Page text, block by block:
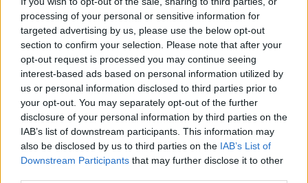
processing of your personal or sensitive information for
targeted advertising by us, please use the below opt-out
section to confirm your selection. Please note that after your
opt-out request is processed you may continue seeing
interest-based ads based on personal information utilized by
us or personal information disclosed to third parties prior to
your opt-out. You may separately opt-out of the further
disclosure of your personal information by third parties on the
IAB’s list of downstream participants. This information may
also be disclosed by us to third parties on the IAB’s List of
Downstream Participants that may further disclose it to other
Meno occupate, meno pagate: così lavorano le
donne
Giovani lavoratori generazione mille euro anche
da pensionati
Sindaci, col 2024 nuovi aumenti delle indennità
Lavoro, ecco dove si guadagna di più
Cambia il contratto di colf e badanti, in Toscana
sono 72mila
Papa Francesco accoglie gli operai della Smith